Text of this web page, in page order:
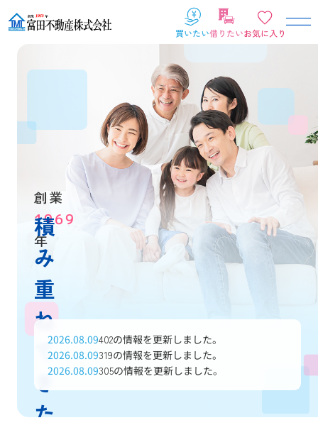
創業
1969
年
積
み
重
ね
て
き
た
2026.08.09402の情報を更新しました。
2026.08.09319の情報を更新しました。
2026.08.09305の情報を更新しました。